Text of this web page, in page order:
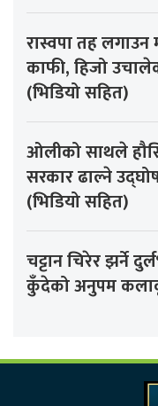
रास्वपा तह लगाउन
काफी, हिजो
(भिडियो सहित)
ओलीको साथले
सरकार ढाल्ने
(भिडियो सहित)
चट्टान चिरेर झर्ने
कुँदेको अनुपम